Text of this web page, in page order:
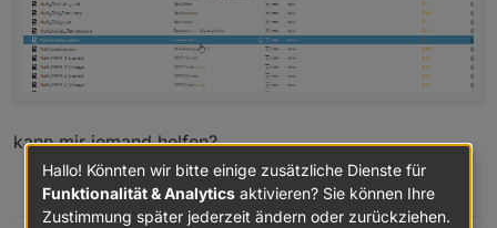
kann mir jemand helfen?
0
Hallo! Könnten wir bitte einige zusätzliche Dienste für
Funktionalität & Analytics aktivieren? Sie können Ihre
Zustimmung später jederzeit ändern oder zurückziehen.